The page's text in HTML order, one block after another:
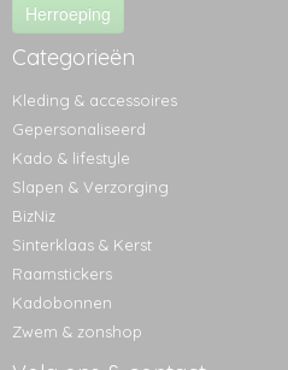
Herroeping
Categorieën
Kleding & accessoires
Gepersonaliseerd
Kado & lifestyle
Slapen & Verzorging
BizNiz
Sinterklaas & Kerst
Raamstickers
Kadobonnen
Zwem & zonshop